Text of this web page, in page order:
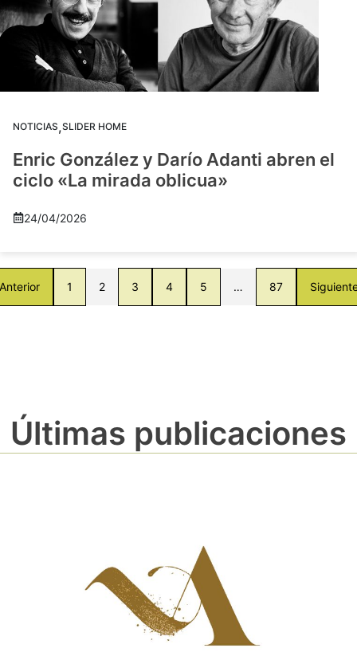
NOTICIAS,SLIDER HOME
Enric González y Darío Adanti abren el
ciclo «La mirada oblicua»
24/04/2026
1 2 3 4 5 … 87
Últimas publicaciones